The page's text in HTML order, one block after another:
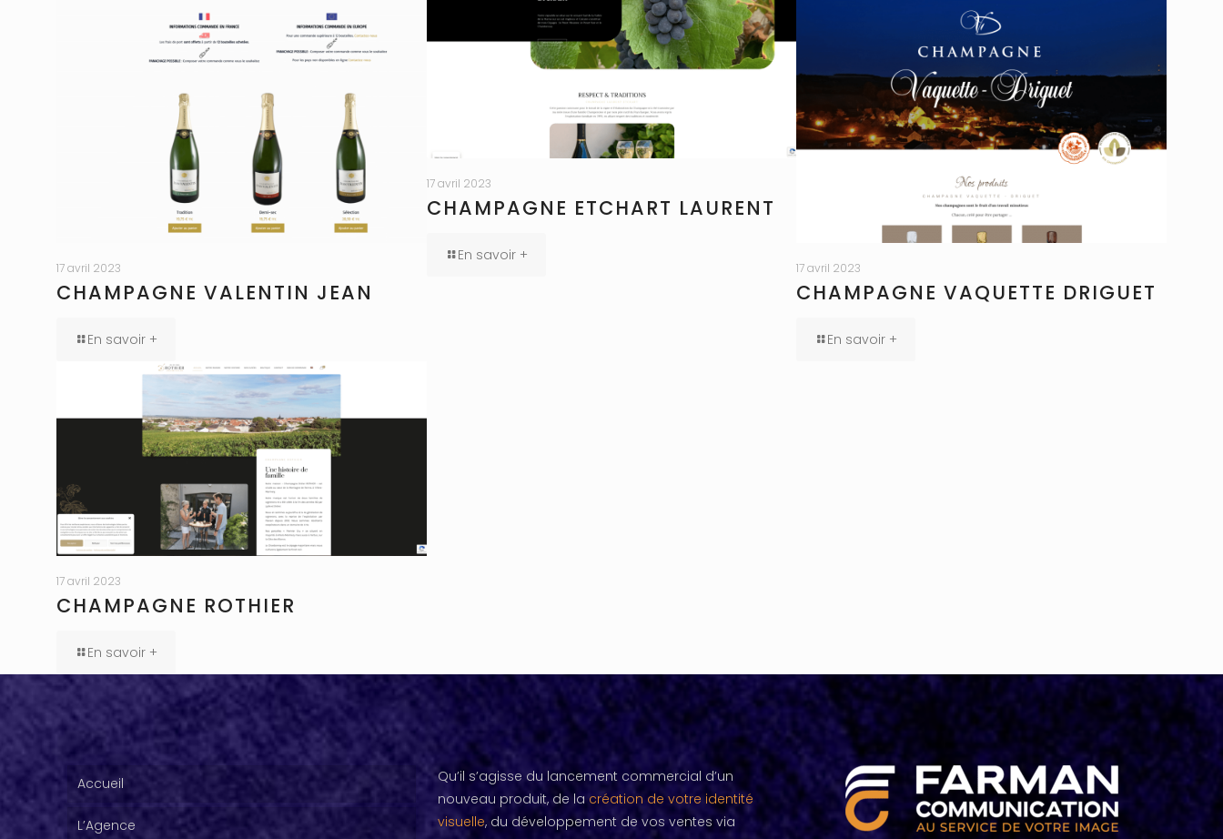
17 avril 2023
CHAMPAGNE VALENTIN JEAN
En savoir +
17 avril 2023
CHAMPAGNE ETCHART LAURENT
En savoir +
17 avril 2023
CHAMPAGNE VAQUETTE DRIGUET
En savoir +
17 avril 2023
CHAMPAGNE ROTHIER
En savoir +
Accueil
L’Agence
Qu’il s’agisse du lancement commercial d’un
nouveau produit, de la création de votre identité
visuelle, du développement de vos ventes via